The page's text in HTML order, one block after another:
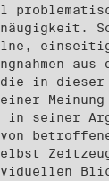
aus
in dieser
seiner